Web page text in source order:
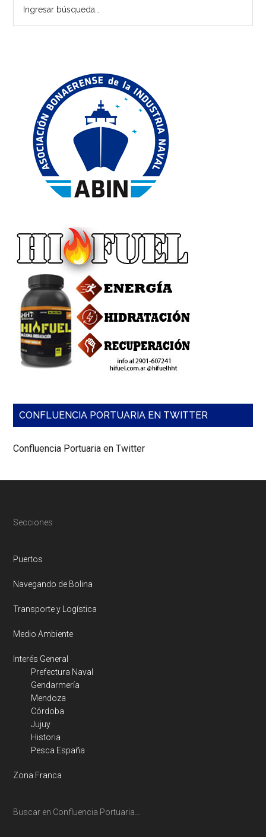
principal
búsqueda…
CONFLUENCIA PORTUARIA EN TWITTER
Confluencia Portuaria en Twitter
Footer
Secciones
Puertos
Navegando de Bolina
Transporte y Logística
Medio Ambiente
Interés General
Prefectura Naval
Gendarmería
Mendoza
Córdoba
Jujuy
Historia
Pesca España
Zona Franca
Buscar en Confluencia Portuaria…